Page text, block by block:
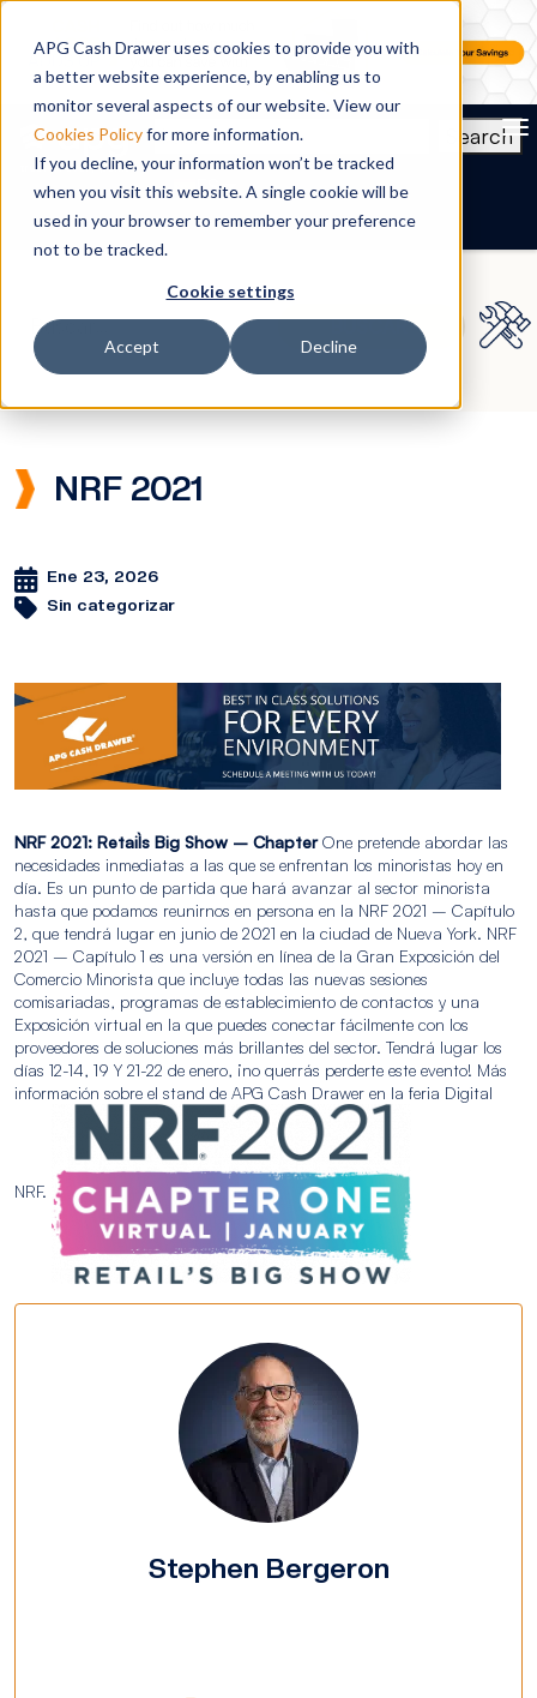
APG Cash Drawer uses cookies to provide you with
a better website experience, by enabling us to
monitor several aspects of our website. View our
Cookies Policyfor more information.
If you decline, your information won’t be tracked
when you visit this website. A single cookie will be
used in your browser to remember your preference
not to be tracked.
Cookie settings
Accept Decline
Search
ES
NRF 2021
Ene 23, 2026
Sin categorizar
NRF 2021: Retail`s Big Show – ChapterOne pretende abordar las
necesidades inmediatas a las que se enfrentan los minoristas hoy en
día. Es un punto de partida que hará avanzar al sector minorista
hasta que podamos reunirnos en persona en la NRF 2021 – Capítulo
2, que tendrá lugar en junio de 2021 en la ciudad de Nueva York. NRF
2021 – Capítulo 1 es una versión en línea de la Gran Exposición del
Comercio Minorista que incluye todas las nuevas sesiones
comisariadas, programas de establecimiento de contactos y una
Exposición virtual en la que puedes conectar fácilmente con los
proveedores de soluciones más brillantes del sector. Tendrá lugar los
días 12-14, 19 Y 21-22 de enero, ¡no querrás perderte este evento! Más
información sobre el stand de APG Cash Drawer en la feria Digital
NRF.
Stephen Bergeron